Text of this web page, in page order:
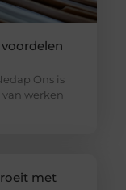
Ons is
werken
met